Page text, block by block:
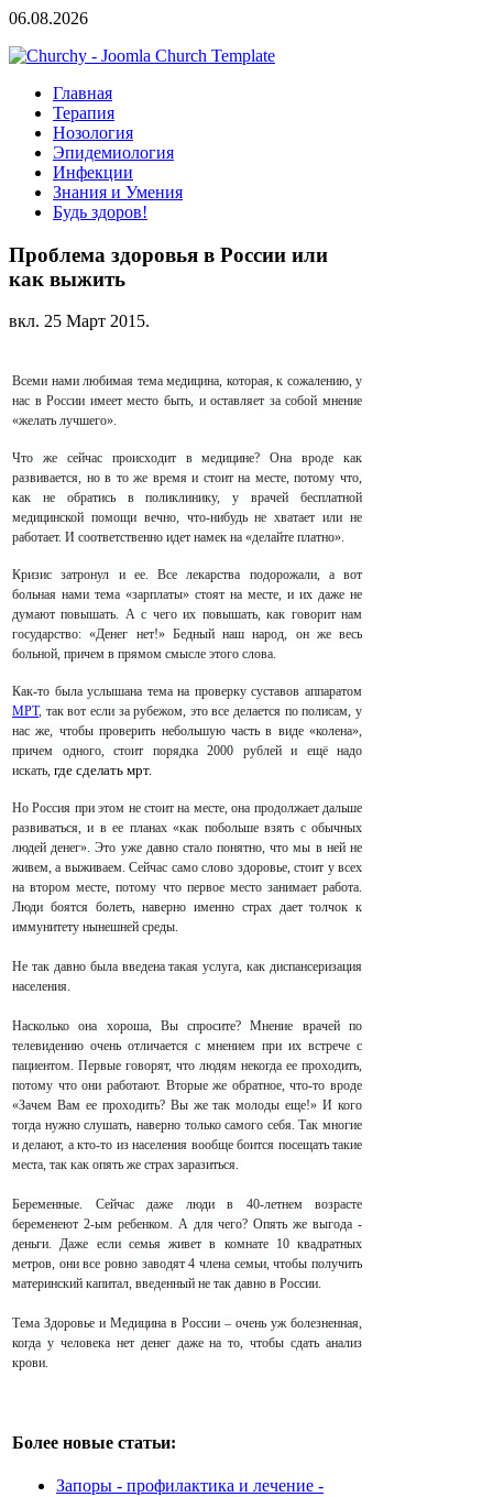
06.08.2026
Главная
Терапия
Нозология
Эпидемиология
Инфекции
Знания и Умения
Будь здоров!
Проблема здоровья в России или
как выжить
вкл. 25 Март 2015.
Всеми нами любимая тема медицина, которая, к сожалению, у
нас в России имеет место быть, и оставляет за собой мнение
«желать лучшего».
Что же сейчас происходит в медицине? Она вроде как
развивается, но в то же время и стоит на месте, потому что,
как не обратись в поликлинику, у врачей бесплатной
медицинской помощи вечно, что-нибудь не хватает или не
работает. И соответственно идет намек на «делайте платно».
Кризис затронул и ее. Все лекарства подорожали, а вот
больная нами тема «зарплаты» стоят на месте, и их даже не
думают повышать. А с чего их повышать, как говорит нам
государство: «Денег нет!» Бедный наш народ, он же весь
больной, причем в прямом смысле этого слова.
Как-то была услышана тема на проверку суставов аппаратом
МРТ, так вот если за рубежом, это все делается по полисам, у
нас же, чтобы проверить небольшую часть в виде «колена»,
причем одного, стоит порядка 2000 рублей и ещё надо
искать, где сделать мрт.
Но Россия при этом не стоит на месте, она продолжает дальше
развиваться, и в ее планах «как побольше взять с обычных
людей денег». Это уже давно стало понятно, что мы в ней не
живем, а выживаем. Сейчас само слово здоровье, стоит у всех
на втором месте, потому что первое место занимает работа.
Люди боятся болеть, наверно именно страх дает толчок к
иммунитету нынешней среды.
Не так давно была введена такая услуга, как диспансеризация
населения.
Насколько она хороша, Вы спросите? Мнение врачей по
телевидению очень отличается с мнением при их встрече с
пациентом. Первые говорят, что людям некогда ее проходить,
потому что они работают. Вторые же обратное, что-то вроде
«Зачем Вам ее проходить? Вы же так молоды еще!» И кого
тогда нужно слушать, наверно только самого себя. Так многие
и делают, а кто-то из населения вообще боится посещать такие
места, так как опять же страх заразиться.
Беременные. Сейчас даже люди в 40-летнем возрасте
беременеют 2-ым ребенком. А для чего? Опять же выгода -
деньги. Даже если семья живет в комнате 10 квадратных
метров, они все ровно заводят 4 члена семьи, чтобы получить
материнский капитал, введенный не так давно в России.
Тема Здоровье и Медицина в России – очень уж болезненная,
когда у человека нет денег даже на то, чтобы сдать анализ
крови.
Более новые статьи:
Запоры - профилактика и лечение -